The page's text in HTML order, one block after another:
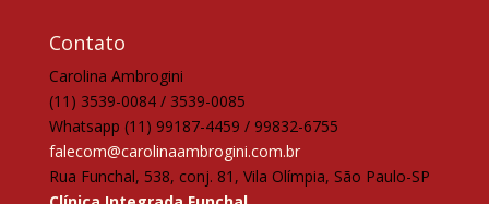
Contato
Carolina Ambrogini
(11) 3539-0084 / 3539-0085
Whatsapp (11) 99187-4459 / 99832-6755
falecom@carolinaambrogini.com.br
Rua Funchal, 538, conj. 81, Vila Olímpia, São Paulo-SP